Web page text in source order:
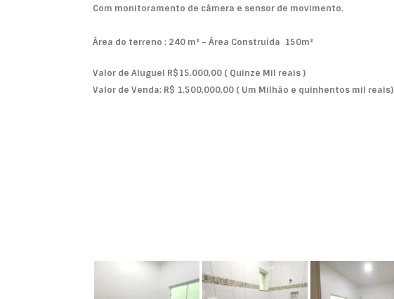
Com monitoramento de câmera e sensor de movimento.
Área do terreno : 240 m² – Área Construída 150m²
Valor de Aluguel R$15.000,00 ( Quinze Mil reais )
Valor de Venda: R$ 1.500,000,00 ( Um Milhão e quinhentos mil reais)